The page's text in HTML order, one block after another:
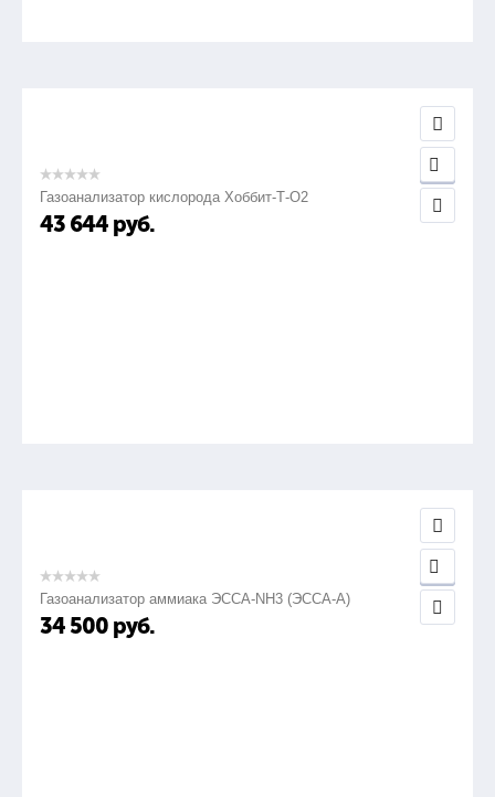
Газоанализатор кислорода Хоббит-Т-О2
43 644 руб.
Газоанализатор аммиака ЭССА-NH3 (ЭССА-А)
34 500 руб.